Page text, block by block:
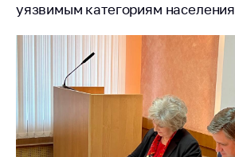
Электронные
обращения
Сообщить о росте
цен на товары
Сообщить о росте
цен на лекарства и
медицинские
уязвимым категориям населения